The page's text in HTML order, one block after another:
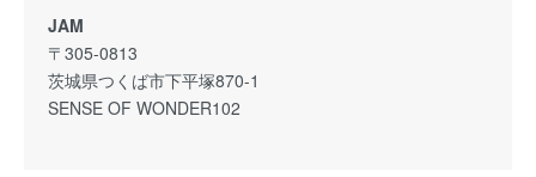
JAM
〒305-0813
茨城県つくば市下平塚870-1
SENSE OF WONDER102